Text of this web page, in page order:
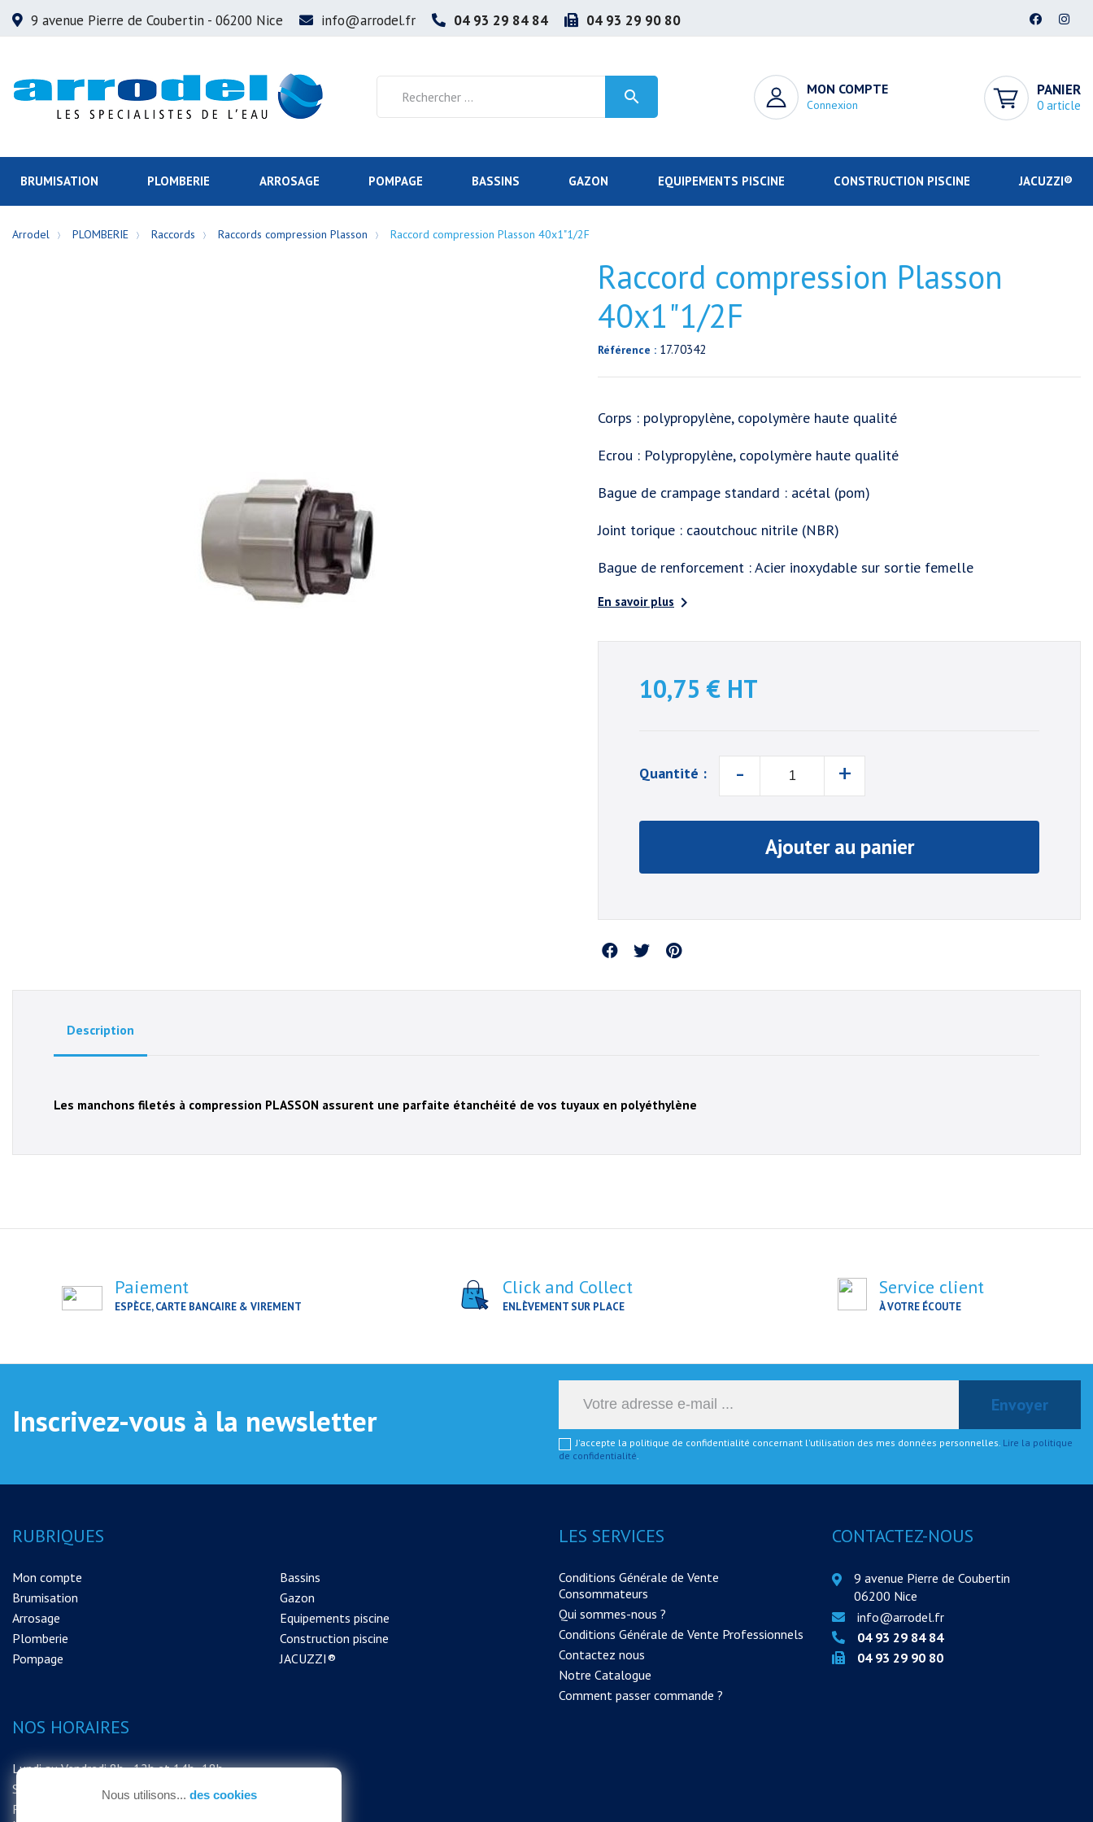
9 avenue Pierre de Coubertin - 06200 Nice info@arrodel.fr 04 93 29 84 84 04 93 29 90 80
 MON COMPTE
Connexion
PANIER
0 article
BRUMISATION PLOMBERIE ARROSAGE POMPAGE BASSINS GAZON EQUIPEMENTS PISCINE CONSTRUCTION PISCINE JACUZZI®
Arrodel PLOMBERIE Raccords Raccords compression Plasson Raccord compression Plasson 40x1"1/2F
Raccord compression Plasson
40x1"1/2F
Référence : 17.70342
Corps : polypropylène, copolymère haute qualité
Ecrou : Polypropylène, copolymère haute qualité
Bague de crampage standard : acétal (pom)
Joint torique : caoutchouc nitrile (NBR)
Bague de renforcement : Acier inoxydable sur sortie femelle
En savoir plus 
10,75 € HT
Quantité : - +
Ajouter au panier
Partager
Description
Les manchons filetés à compression PLASSON assurent une parfaite étanchéité de vos tuyaux en polyéthylène
Paiement
ESPÈCE, CARTE BANCAIRE & VIREMENT
Click and Collect
ENLÈVEMENT SUR PLACE
Service client
À VOTRE ÉCOUTE
Inscrivez-vous à la newsletter
J'accepte la politique de confidentialité concernant l'utilisation des mes données personnelles. Lire la politique
de confidentialité
RUBRIQUES
Mon compte
Brumisation
Arrosage
Plomberie
Pompage
Bassins
Gazon
Equipements piscine
Construction piscine
JACUZZI®
LES SERVICES
Conditions Générale de Vente
Consommateurs
Qui sommes-nous ?
Conditions Générale de Vente Professionnels
Contactez nous
Notre Catalogue
Comment passer commande ?
NOS HORAIRES
Lundi au Vendredi 8h - 12h et 14h -18h
Samedi 8h - 12h
FERMETURE EXCEPTIONNELLE DU
CONTACTEZ-NOUS
9 avenue Pierre de Coubertin
06200 Nice
info@arrodel.fr
04 93 29 84 84
04 93 29 90 80
Nous utilisons... des cookies